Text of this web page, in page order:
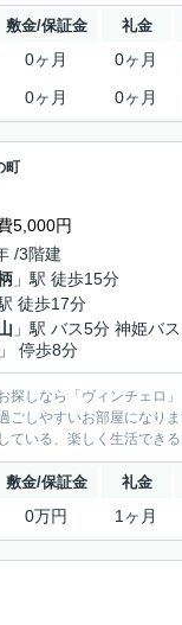
敷金/保証金 礼金
0ヶ月 0ヶ月
0ヶ月 0ヶ月
町
5,000円
/3階建
」駅 徒歩15分
徒歩17分
」駅 バス5分 神姫バス
停歩8分
しなら「ヴィンチェロ
しやすいお部屋になり
いる、楽しく生活でき
敷金/保証金 礼金
0万円 1ヶ月